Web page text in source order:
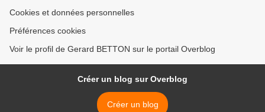
Cookies et données personnelles
Préférences cookies
Voir le profil de Gerard BETTON sur le portail Overblog
Créer un blog sur Overblog
Créer un blog